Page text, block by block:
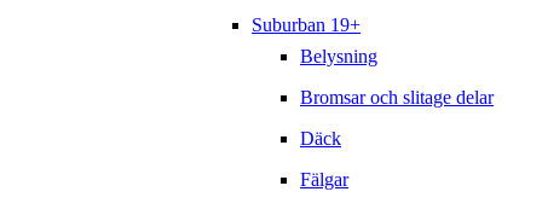
Suburban 19+
Belysning
Bromsar och slitage delar
Däck
Fälgar